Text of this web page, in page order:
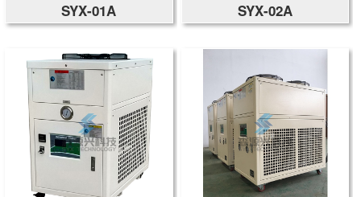
SYX-01A SYX-02A